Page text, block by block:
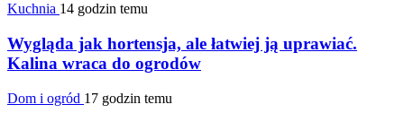
Kuchnia 14 godzin temu
Wygląda jak hortensja, ale łatwiej ją uprawiać.
Kalina wraca do ogrodów
Dom i ogród 17 godzin temu